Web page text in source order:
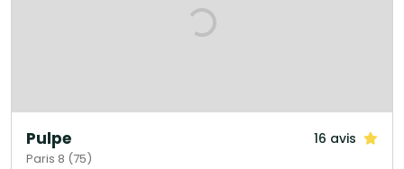
Pulpe 16 avis
Paris 8 (75)